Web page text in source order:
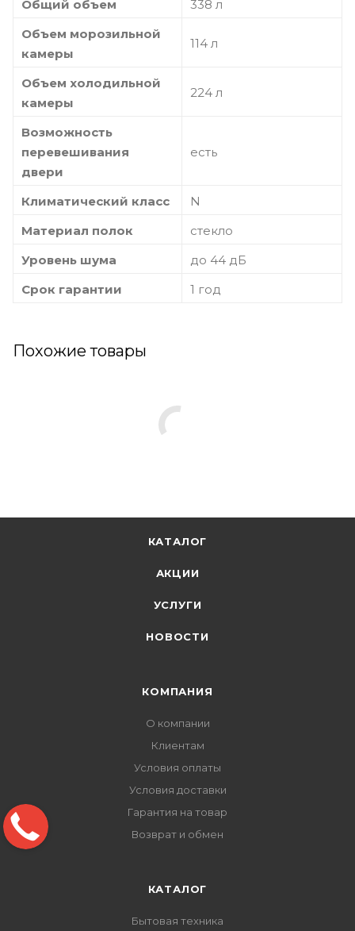
Общий объем
338 л
Объем морозильной
камеры
114 л
Объем холодильной
камеры
224 л
Возможность
перевешивания
двери
есть
Климатический класс
N
Материал полок
стекло
Уровень шума
до 44 дБ
Срок гарантии
1 год
Похожие товары
КАТАЛОГ
АКЦИИ
УСЛУГИ
НОВОСТИ
КОМПАНИЯ
О компании
Клиентам
Условия оплаты
Условия доставки
Гарантия на товар
Возврат и обмен
КАТАЛОГ
Бытовая техника